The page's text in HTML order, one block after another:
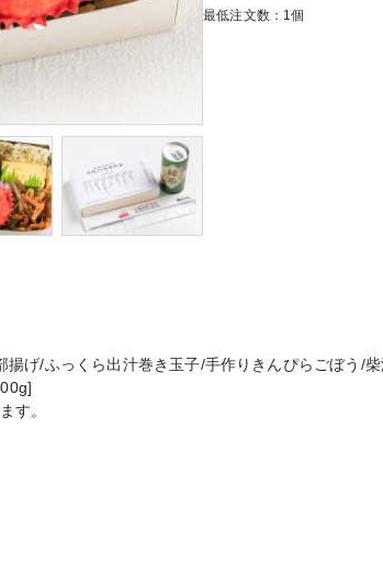
最低注文数：1個
げ/ふっくら出汁巻き玉子/手作りきんぴらごぼう/
す。